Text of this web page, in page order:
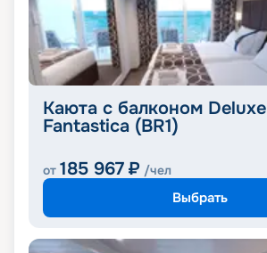
Каюта с балконом Deluxe
Fantastica (BR1)
от 185 967 ₽ /чел
Выбрать